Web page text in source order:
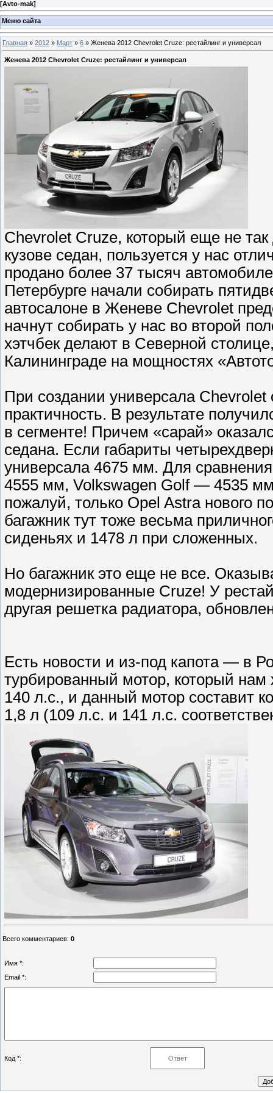
[Avto-mak]
Меню сайта
Главная » 2012 » Март » 6 » Женева 2012 Chevrolet Cruze: рестайлинг и универсал
Женева 2012 Chevrolet Cruze: рестайлинг и универсал
Chevrolet Cruze, который еще не
кузове седан, пользуется у нас
продано более 37 тысяч
Петербурге начали собирать
автосалоне в Женеве Chevrolet
начнут собирать у нас во второй
хэтчбек делают в Северной
Калининграде на мощностях
При создании универсала Chevrolet
практичность. В результате
в сегменте! Причем «сарай»
седана. Если габариты
универсала 4675 мм. Для
4555 мм, Volkswagen Golf — 4535
пожалуй, только Opel Astra нового
багажник тут тоже весьма
сиденьях и 1478 л при сложенных.
Но багажник это еще не все.
модернизированные Cruze! У
другая решетка радиатора,
Есть новости и из-под капота — в
турбированный мотор, который
140 л.с., и данный мотор составит
1,8 л (109 л.с. и 141 л.с.
Всего комментариев: 0
Имя *:
Email *:
Код *: